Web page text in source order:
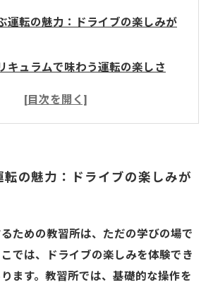
運転の魅力：ドライブの楽しみが
キュラムで味わう運転の楽しさ
心！自分のペースで進む教習の魅
びながら感じるドライブの自由さ
験がもたらすドライブの楽しみの
後の世界：教習所で得た楽しさを
の魅力：ドライブの楽しみが
ための教習所は、ただの学びの場で
では、ドライブの楽しみを体験でき
ます。教習所では、基礎的な操作を